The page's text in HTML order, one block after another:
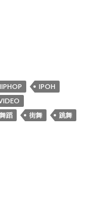
Remix / DanceLand
IPOH
舞蹈 街舞
跳舞